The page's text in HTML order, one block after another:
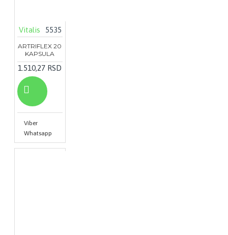
Vitalis 5535
ARTRIFLEX 20
KAPSULA
1.510,27 RSD
Viber
Whatsapp